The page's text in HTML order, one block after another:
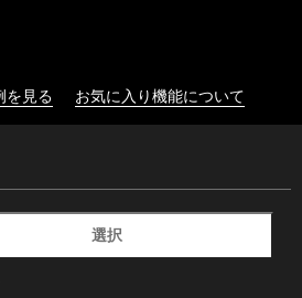
を見る お気に入り機能について
選択